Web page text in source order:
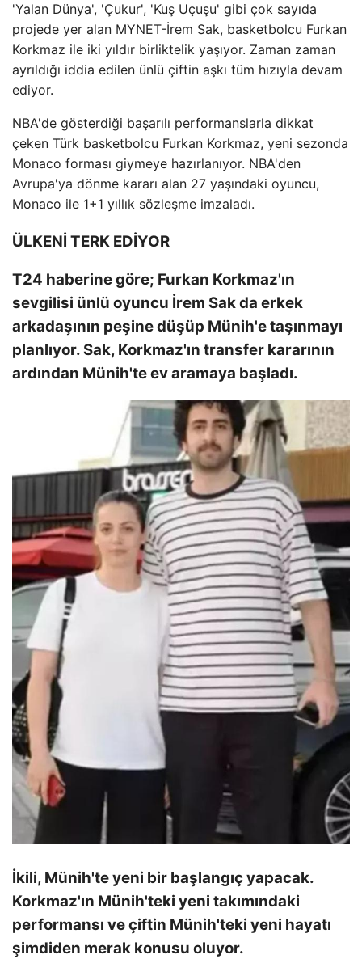
'Yalan Dünya', 'Çukur', 'Kuş Uçuşu' gibi çok sayıda
projede yer alan MYNET-İrem Sak, basketbolcu Furkan
Korkmaz ile iki yıldır birliktelik yaşıyor. Zaman zaman
ayrıldığı iddia edilen ünlü çiftin aşkı tüm hızıyla devam
ediyor.
NBA'de gösterdiği başarılı performanslarla dikkat
çeken Türk basketbolcu Furkan Korkmaz, yeni sezonda
Monaco forması giymeye hazırlanıyor. NBA'den
Avrupa'ya dönme kararı alan 27 yaşındaki oyuncu,
Monaco ile 1+1 yıllık sözleşme imzaladı.
ÜLKENİ TERK EDİYOR
T24 haberine göre; Furkan Korkmaz'ın
sevgilisi ünlü oyuncu İrem Sak da erkek
arkadaşının peşine düşüp Münih'e taşınmayı
planlıyor. Sak, Korkmaz'ın transfer kararının
ardından Münih'te ev aramaya başladı.
İkili, Münih'te yeni bir başlangıç ​​yapacak.
Korkmaz'ın Münih'teki yeni takımındaki
performansı ve çiftin Münih'teki yeni hayatı
şimdiden merak konusu oluyor.